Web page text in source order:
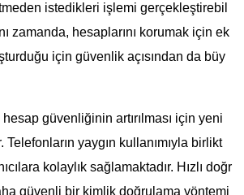
istedikleri işlemi gerçekleştirebil
zamanda, hesaplarını korumak için ek
için güvenlik açısından da büy
güvenliğinin artırılması için yeni
yaygın kullanımıyla birlikt
kolaylık sağlamaktadır. Hızlı doğr
güvenli bir kimlik doğrulama yöntemi